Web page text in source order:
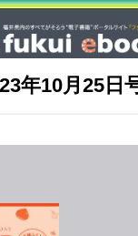
年10月25日